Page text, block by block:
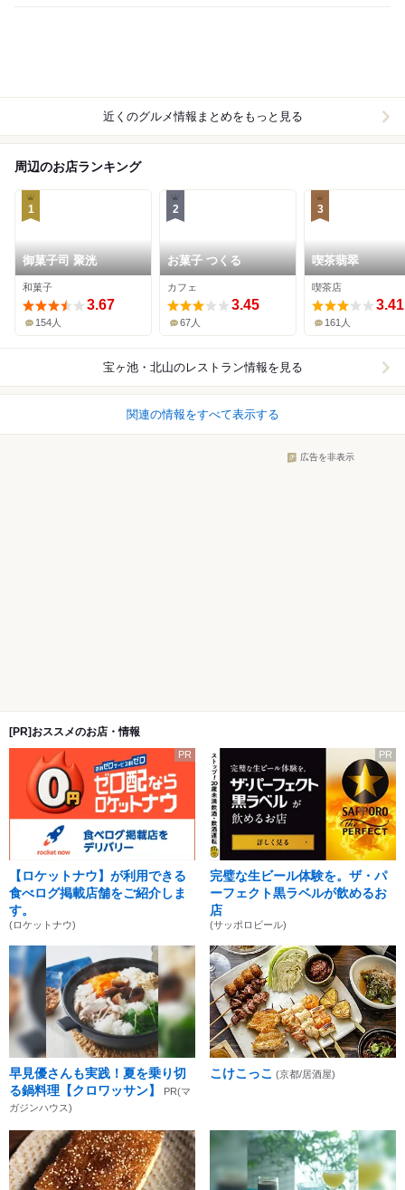
近くのグルメ情報まとめをもっと見る
周辺のお店ランキング
1
御菓子司 聚洸
和菓子
3.67
154人
2
お菓子 つくる
カフェ
3.45
67人
3
喫茶翡翠
喫茶店
3.41
161人
宝ヶ池・北山のレストラン情報を見る
関連の情報をすべて表示する
広告を非表示
[PR]おススメのお店・情報
PR
【ロケットナウ】が利用できる
食べログ掲載店舗をご紹介しま
す。
(ロケットナウ)
PR
完璧な生ビール体験を。ザ・パ
ーフェクト黒ラベルが飲めるお
店
(サッポロビール)
早見優さんも実践！夏を乗り切
る鍋料理【クロワッサン】
PR(マ
ガジンハウス)
こけこっこ (京都/居酒屋)